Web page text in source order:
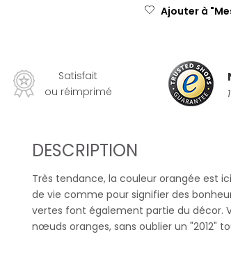
Ajouter à
Satisfait
ou réimprimé
DESCRIPTION
Très tendance, la couleur orangée est
de vie comme pour signifier des
vertes font également partie du décor.
nœuds oranges, sans oublier un "2012"